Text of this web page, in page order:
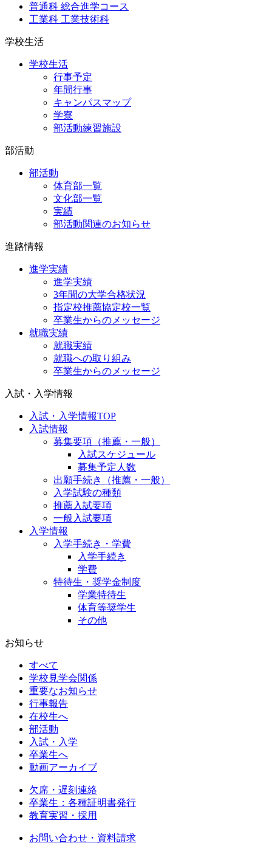
普通科 総合進学コース
工業科 工業技術科
学校生活
学校生活
行事予定
年間行事
キャンパスマップ
学寮
部活動練習施設
部活動
部活動
体育部一覧
文化部一覧
実績
部活動関連のお知らせ
進路情報
進学実績
進学実績
3年間の大学合格状況
指定校推薦協定校一覧
卒業生からのメッセージ
就職実績
就職実績
就職への取り組み
卒業生からのメッセージ
入試・入学情報
入試・入学情報TOP
入試情報
募集要項（推薦・一般）
入試スケジュール
募集予定人数
出願手続き（推薦・一般）
入学試験の種類
推薦入試要項
一般入試要項
入学情報
入学手続き・学費
入学手続き
学費
特待生・奨学金制度
学業特待生
体育等奨学生
その他
お知らせ
すべて
学校見学会関係
重要なお知らせ
行事報告
在校生へ
部活動
入試・入学
卒業生へ
動画アーカイブ
欠席・遅刻連絡
卒業生：各種証明書発行
教育実習・採用
お問い合わせ・資料請求